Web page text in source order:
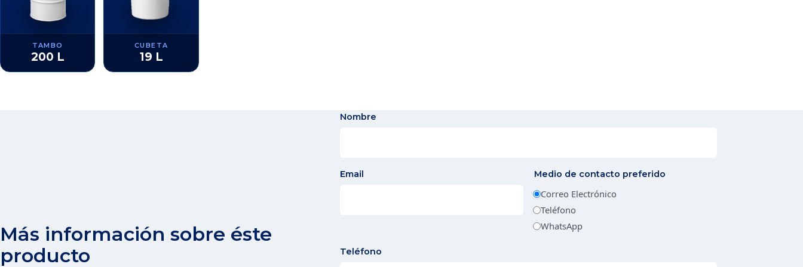
TAMBO
200 L
CUBETA
19 L
Más información sobre éste
producto
Nombre
Email Medio de contacto preferido
Correo Electrónico
Teléfono
WhatsApp
Teléfono